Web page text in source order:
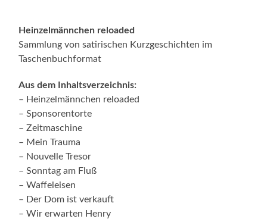
Heinzelmännchen reloaded
Sammlung von satirischen Kurzgeschichten im
Taschenbuchformat
Aus dem Inhaltsverzeichnis:
– Heinzelmännchen reloaded
– Sponsorentorte
– Zeitmaschine
– Mein Trauma
– Nouvelle Tresor
– Sonntag am Fluß
– Waffeleisen
– Der Dom ist verkauft
– Wir erwarten Henry